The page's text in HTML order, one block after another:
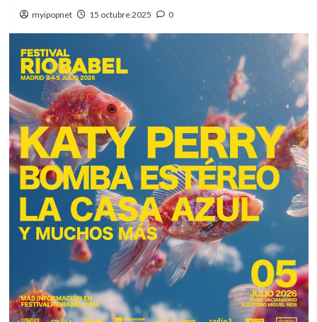
myipopnet 15 octubre 2025 0